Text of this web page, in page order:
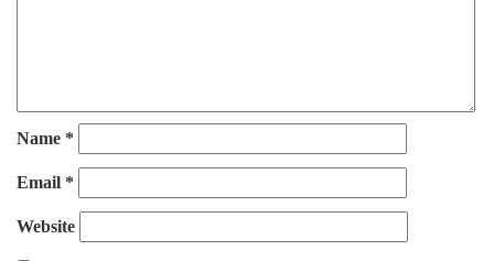
Name *
Email *
Website